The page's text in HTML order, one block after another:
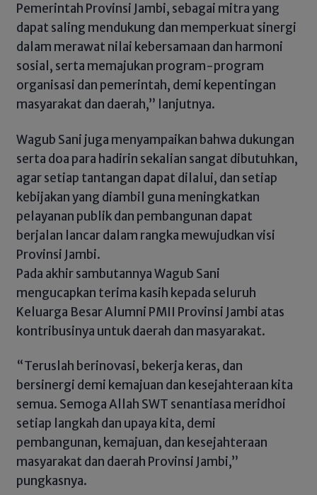
Pemerintah Provinsi Jambi, sebagai mitra yang
dapat saling mendukung dan memperkuat sinergi
dalam merawat nilai kebersamaan dan harmoni
sosial, serta memajukan program-program
organisasi dan pemerintah, demi kepentingan
masyarakat dan daerah,” lanjutnya.
Wagub Sani juga menyampaikan bahwa dukungan
serta doa para hadirin sekalian sangat dibutuhkan,
agar setiap tantangan dapat dilalui, dan setiap
kebijakan yang diambil guna meningkatkan
pelayanan publik dan pembangunan dapat
berjalan lancar dalam rangka mewujudkan visi
Provinsi Jambi.
Pada akhir sambutannya Wagub Sani
mengucapkan terima kasih kepada seluruh
Keluarga Besar Alumni PMII Provinsi Jambi atas
kontribusinya untuk daerah dan masyarakat.
“Teruslah berinovasi, bekerja keras, dan
bersinergi demi kemajuan dan kesejahteraan kita
semua. Semoga Allah SWT senantiasa meridhoi
setiap langkah dan upaya kita, demi
pembangunan, kemajuan, dan kesejahteraan
masyarakat dan daerah Provinsi Jambi,”
pungkasnya.